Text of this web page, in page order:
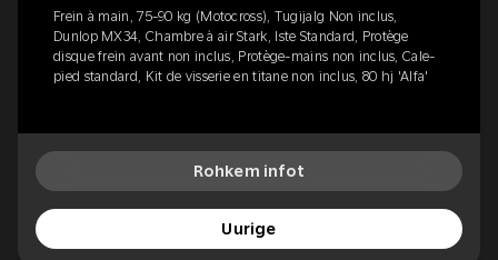
Frein à main, 75-90 kg (Motocross), Tugijalg Non inclus,
Dunlop MX34, Chambre à air Stark, Iste Standard, Protège
disque frein avant non inclus, Protège-mains non inclus, Cale-
pied standard, Kit de visserie en titane non inclus, 80 hj 'Alfa'
Rohkem infot
Uurige